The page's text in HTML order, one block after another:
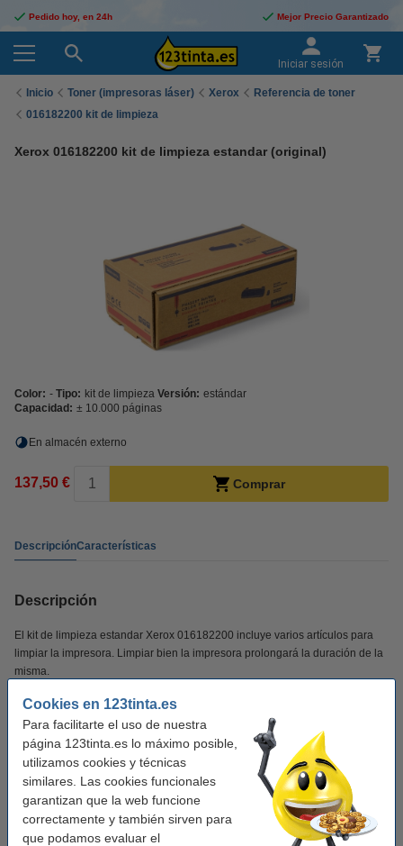
Cookies en 123tinta.es
Para facilitarte el uso de nuestra
página 123tinta.es lo máximo posible,
utilizamos cookies y técnicas
similares. Las cookies funcionales
garantizan que la web funcione
correctamente y también sirven para
que podamos evaluar el
Pedido hoy, en 24h Mejor Precio Garantizado
Iniciar sesión
Inicio Toner (impresoras láser) Xerox
Referencia de toner
016182200 kit de limpieza
Xerox 016182200 kit de limpieza estandar (original)
Color: - Tipo: kit de limpieza Versión: estándar
Capacidad: ± 10.000 páginas
En almacén externo
137,50 € Comprar
DescripciónCaracterísticas
Descripción
El kit de limpieza estandar Xerox 016182200 incluye varios artículos para
limpiar la impresora. Limpiar bien la impresora prolongará la duración de la
misma.
Características
Color: -
kit de limpieza
Versión: estándar